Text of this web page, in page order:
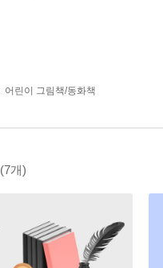
어린이 그림책/동화책
(7개)